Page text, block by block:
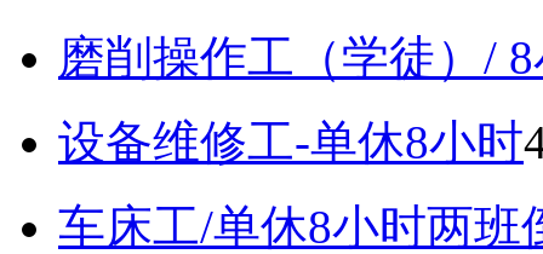
磨削操作工（学徒）/
设备维修工-单休8小时
车床工/单休8小时两班